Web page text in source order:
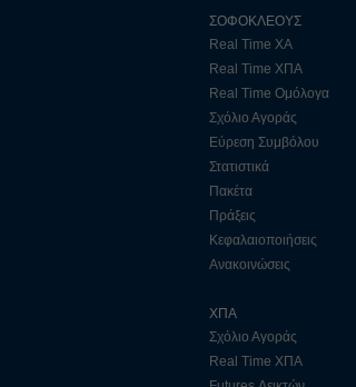
ΣΟΦΟΚΛΕΟΥΣ
Real Time ΧΑ
Real Time ΧΠΑ
Real Time Ομόλογα
Σχόλιο Αγοράς
Εύρεση Συμβόλου
Στατιστικά
Πακέτα
Πράξεις
Κεφαλαιοποιήσεις
Ανακοινώσεις
ΧΠΑ
Σχόλιο Αγοράς
Real Time ΧΠΑ